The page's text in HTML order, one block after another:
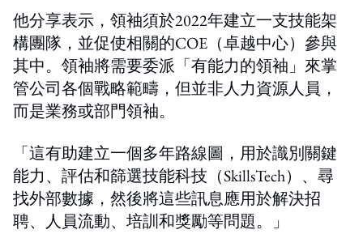
他分享表示，領袖須於2022年建立一支技能架
構團隊，並促使相關的COE（卓越中心）參與
其中。領袖將需要委派「有能力的領袖」來掌
管公司各個戰略範疇，但並非人力資源人員，
而是業務或部門領袖。
「這有助建立一個多年路線圖，用於識別關鍵
能力、評估和篩選技能科技（SkillsTech）、尋
找外部數據，然後將這些訊息應用於解決招
聘、人員流動、培訓和獎勵等問題。」